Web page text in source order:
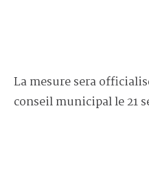
La mesure sera
conseil municipal le 21